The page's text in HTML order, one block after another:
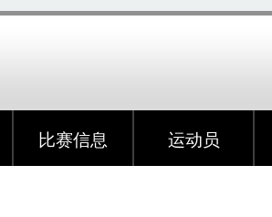
比赛信息 运动员